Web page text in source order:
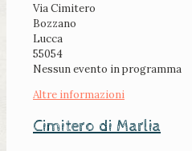
Via Cimitero
Bozzano
Lucca
55054
Nessun evento in programma
Altre informazioni
Cimitero di Marlia